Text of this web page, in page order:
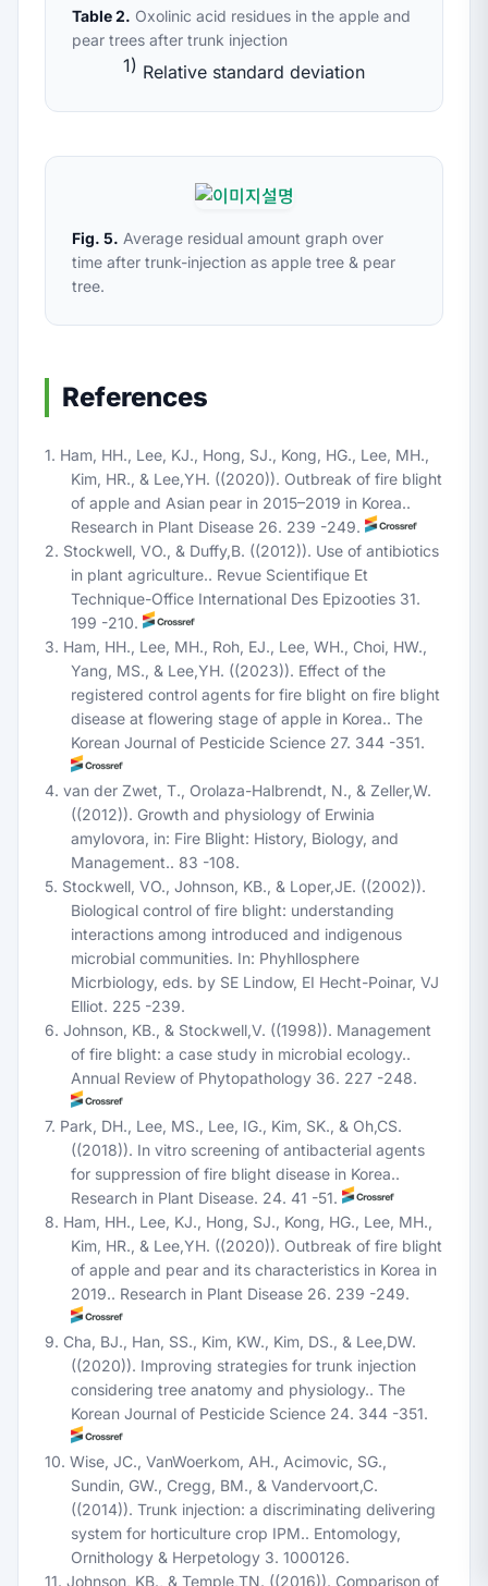
Table 2. Oxolinic acid residues in the apple and
pear trees after trunk injection
1) Relative standard deviation
Fig. 5. Average residual amount graph over
time after trunk-injection as apple tree & pear
tree.
References
1. Ham, HH., Lee, KJ., Hong, SJ., Kong, HG., Lee, MH.,
Kim, HR., & Lee,YH. ((2020)). Outbreak of fire blight
of apple and Asian pear in 2015–2019 in Korea..
Research in Plant Disease 26. 239 -249.
2. Stockwell, VO., & Duffy,B. ((2012)). Use of antibiotics
in plant agriculture.. Revue Scientifique Et
Technique-Office International Des Epizooties 31.
199 -210.
3. Ham, HH., Lee, MH., Roh, EJ., Lee, WH., Choi, HW.,
Yang, MS., & Lee,YH. ((2023)). Effect of the
registered control agents for fire blight on fire blight
disease at flowering stage of apple in Korea.. The
Korean Journal of Pesticide Science 27. 344 -351.
4. van der Zwet, T., Orolaza-Halbrendt, N., & Zeller,W.
((2012)). Growth and physiology of Erwinia
amylovora, in: Fire Blight: History, Biology, and
Management.. 83 -108.
5. Stockwell, VO., Johnson, KB., & Loper,JE. ((2002)).
Biological control of fire blight: understanding
interactions among introduced and indigenous
microbial communities. In: Phyhllosphere
Micrbiology, eds. by SE Lindow, EI Hecht-Poinar, VJ
Elliot. 225 -239.
6. Johnson, KB., & Stockwell,V. ((1998)). Management
of fire blight: a case study in microbial ecology..
Annual Review of Phytopathology 36. 227 -248.
7. Park, DH., Lee, MS., Lee, IG., Kim, SK., & Oh,CS.
((2018)). In vitro screening of antibacterial agents
for suppression of fire blight disease in Korea..
Research in Plant Disease. 24. 41 -51.
8. Ham, HH., Lee, KJ., Hong, SJ., Kong, HG., Lee, MH.,
Kim, HR., & Lee,YH. ((2020)). Outbreak of fire blight
of apple and pear and its characteristics in Korea in
2019.. Research in Plant Disease 26. 239 -249.
9. Cha, BJ., Han, SS., Kim, KW., Kim, DS., & Lee,DW.
((2020)). Improving strategies for trunk injection
considering tree anatomy and physiology.. The
Korean Journal of Pesticide Science 24. 344 -351.
10. Wise, JC., VanWoerkom, AH., Acimovic, SG.,
Sundin, GW., Cregg, BM., & Vandervoort,C.
((2014)). Trunk injection: a discriminating delivering
system for horticulture crop IPM.. Entomology,
Ornithology & Herpetology 3. 1000126.
11. Johnson, KB., & Temple,TN. ((2016)). Comparison of